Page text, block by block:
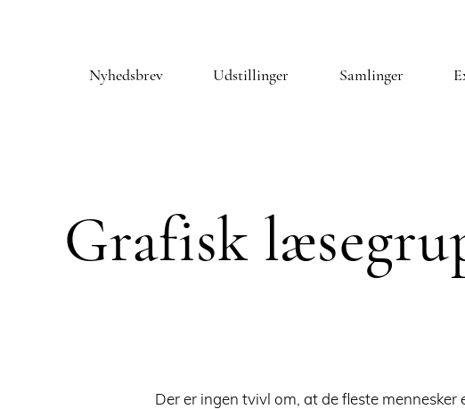
Nyhedsbrev Udstillinger Samlinger
Grafisk
Der er ingen tvivl om, at de fleste mennesker